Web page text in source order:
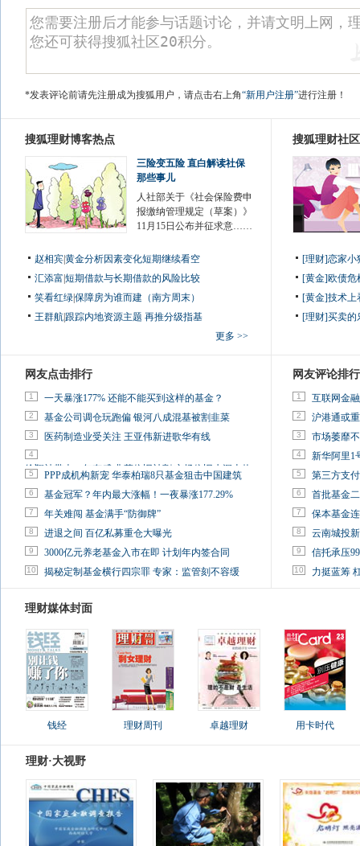
*发表评论前请先注册成为搜狐用户，请点击右上角“新用户注册”进行注册！
搜狐理财博客热点
三险变五险 直白解读社保
那些事儿
人社部关于《社会保险费申
报缴纳管理规定（草案）》
11月15日公布并征求意……
赵相宾黄金分析因素变化短期继续看空
汇添富 短期借款与长期借款的风险比较
笑看红绿保障房为谁而建（南方周末）
王群航跟踪内地资源主题 再推分级指基
更多 >>
搜狐理财社
[理财]恋家小
[黄金]欧债危
[黄金]技术上
[理财]买卖的
网友点击排行
1 一天暴涨177% 还能不能买到这样的基金？
2 基金公司调仓玩跑偏 银河八成混基被割韭菜
3 医药制造业受关注 王亚伟新进歌华有线
4
徐翔被带走一年有感:韭菜依旧被割 市场依旧水深火热
5 PPP成机构新宠 华泰柏瑞8只基金狙击中国建筑
6 基金冠军？年内最大涨幅！一夜暴涨177.29%
7 年关难闯 基金满手“防御牌”
8 进退之间 百亿私募重仓大曝光
9 3000亿元养老基金入市在即 计划年内签合同
10 揭秘定制基金横行四宗罪 专家：监管刻不容缓
网友评论排行
1 互联网金
2 沪港通或
3 市场萎靡
4 新华阿里1
5 第三方支
6 首批基金
7 保本基金
8 云南城投
9 信托承压
10 力挺蓝筹
理财媒体封面
钱经 理财周刊 卓越理财 用卡时代
理财·大视野